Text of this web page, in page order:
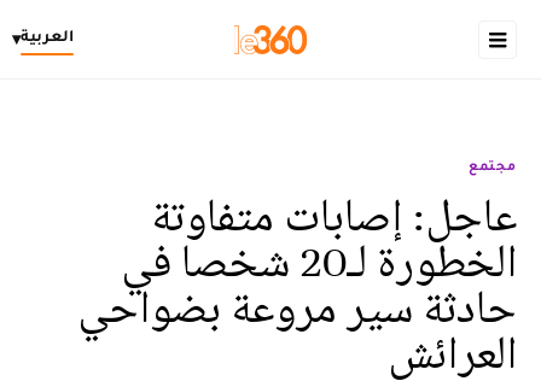
العربية▾
مجتمع
عاجل: إصابات متفاوتة
الخطورة لـ20 شخصا في
حادثة سير مروعة بضواحي
العرائش